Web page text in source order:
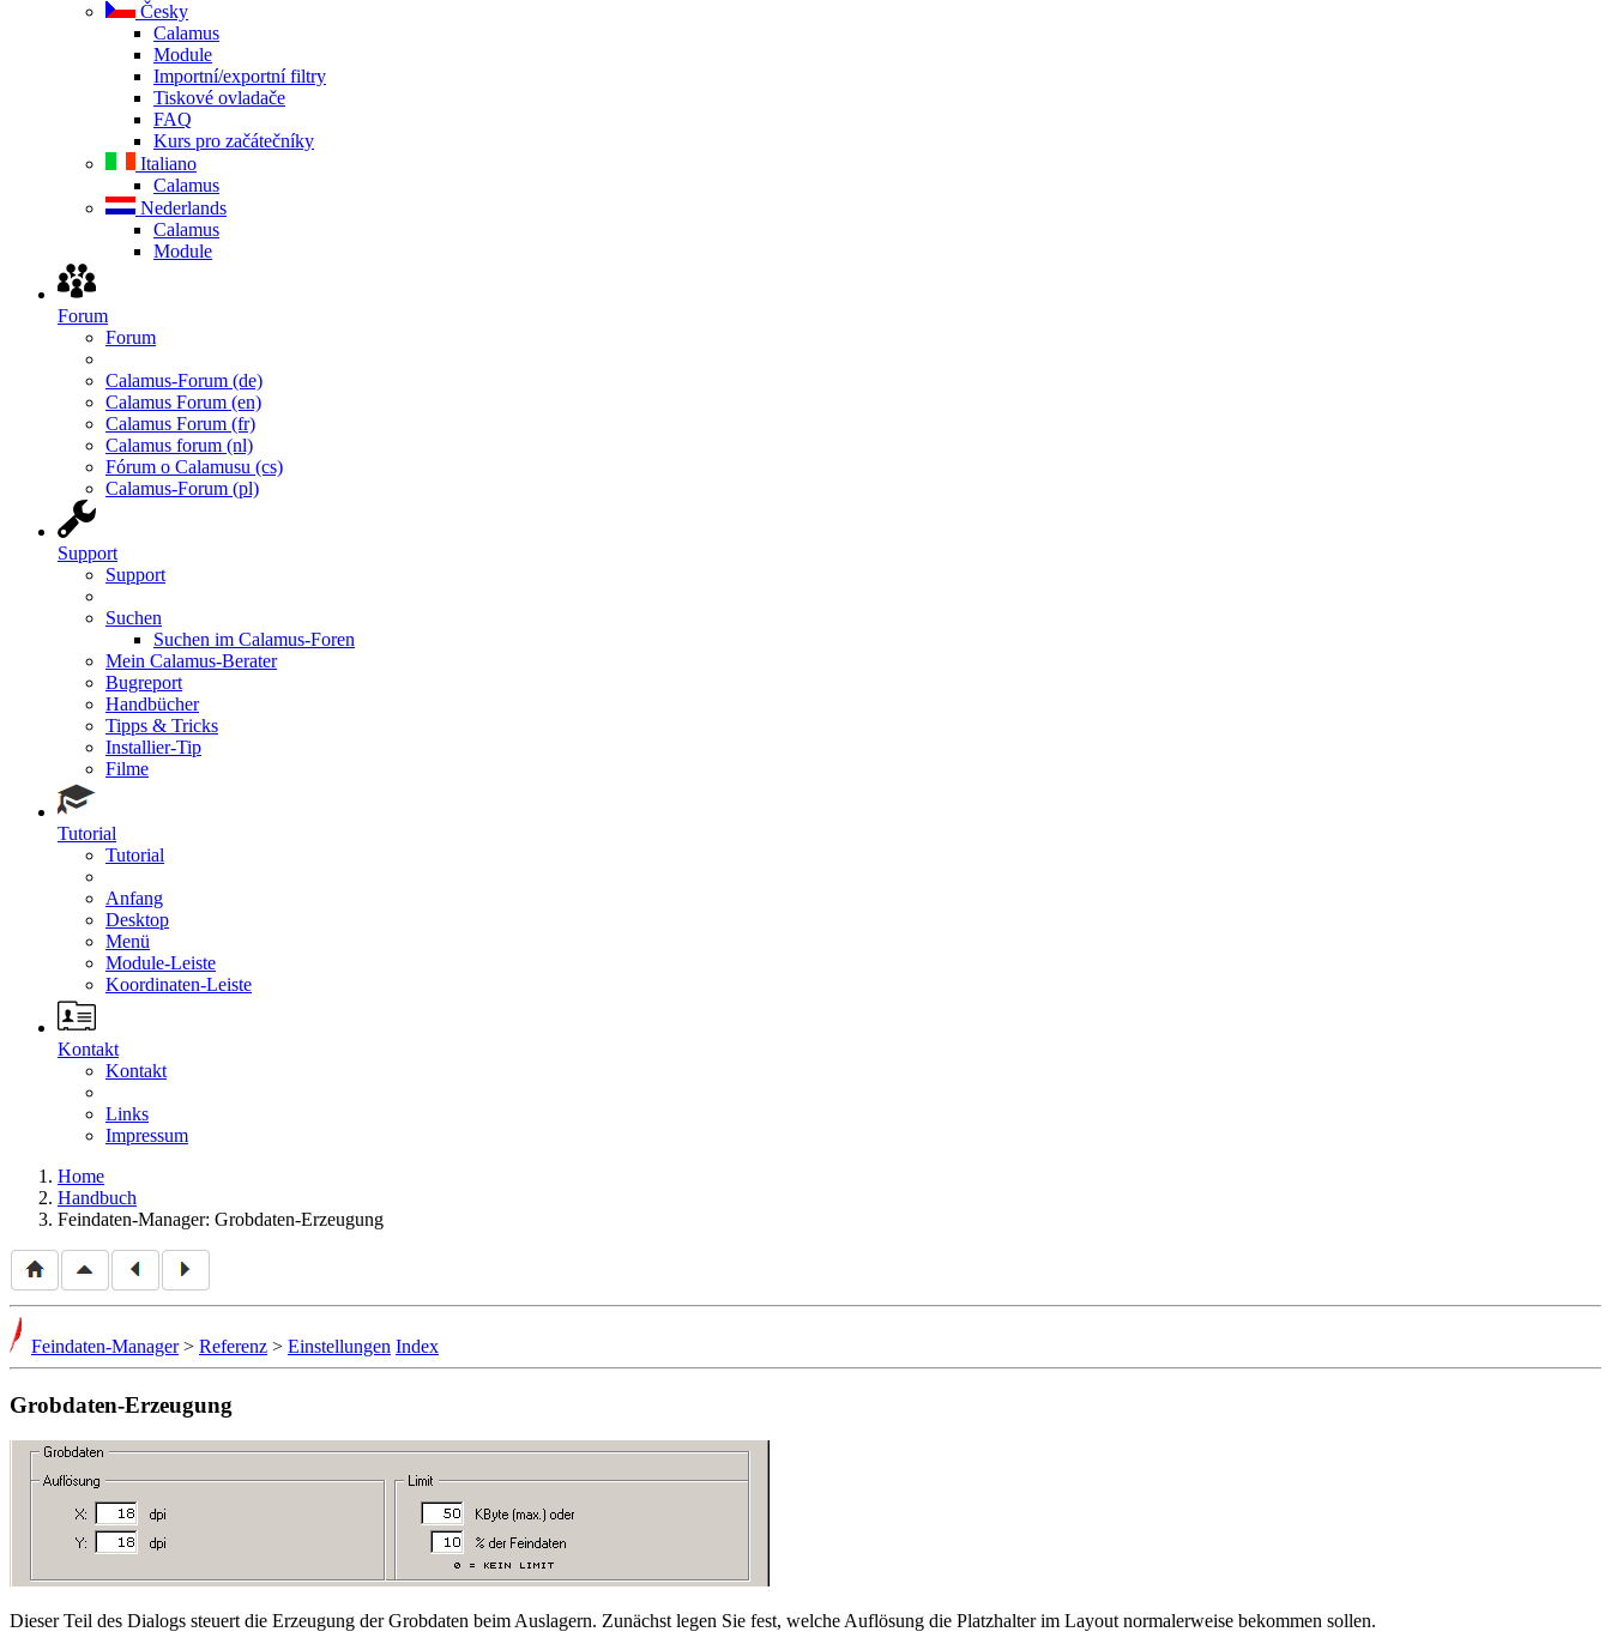
Česky
Calamus
Module
Importní/exportní filtry
Tiskové ovladače
FAQ
Kurs pro začátečníky
Italiano
Calamus
Nederlands
Calamus
Module
Forum
Forum
Calamus-Forum (de)
Calamus Forum (en)
Calamus Forum (fr)
Calamus forum (nl)
Fórum o Calamusu (cs)
Calamus-Forum (pl)
Support
Support
Suchen
Suchen im Calamus-Foren
Mein Calamus-Berater
Bugreport
Handbücher
Tipps & Tricks
Installier-Tip
Filme
Tutorial
Tutorial
Anfang
Desktop
Menü
Module-Leiste
Koordinaten-Leiste
Kontakt
Kontakt
Links
Impressum
Home
Handbuch
Feindaten-Manager: Grobdaten-Erzeugung
Feindaten-Manager> Referenz > Einstellungen Index
Grobdaten-Erzeugung
Dieser Teil des Dialogs steuert die Erzeugung der Grobdaten beim Auslagern. Zunächst legen Sie fest, welche Auflösung die Platzhalter im Layout normalerweise bekommen sollen.